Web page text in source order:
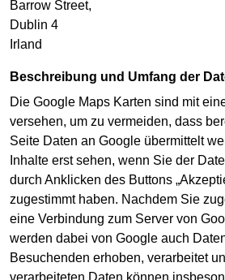
Barrow Street,
Dublin 4
Irland
Beschreibung und Umfang der
Die Google Maps Karten sind mit
versehen, um zu vermeiden, dass
Seite Daten an Google übermittelt
Inhalte erst sehen, wenn Sie der
durch Anklicken des Buttons
zugestimmt haben. Nachdem Sie
eine Verbindung zum Server von
werden dabei von Google auch
Besuchenden erhoben, verarbeitet
verarbeiteten Daten können